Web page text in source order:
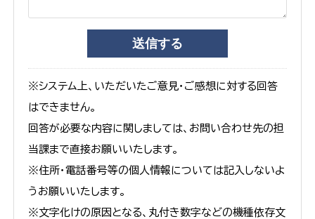
※システム上、いただいたご意見・ご感想に対する回答
はできません。
回答が必要な内容に関しましては、お問い合わせ先の担
当課まで直接お願いいたします。
※住所・電話番号等の個人情報については記入しないよ
うお願いいたします。
※文字化けの原因となる、丸付き数字などの機種依存文